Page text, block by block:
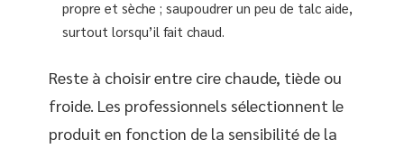
propre et sèche ; saupoudrer un peu de talc aide,
surtout lorsqu’il fait chaud.
Reste à choisir entre cire chaude, tiède ou
froide. Les professionnels sélectionnent le
produit en fonction de la sensibilité de la